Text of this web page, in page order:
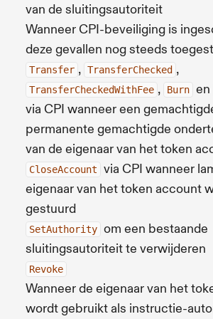
van de sluitingsautoriteit
Wanneer CPI-beveiliging is
deze gevallen nog steeds
Transfer , TransferChecked ,
TransferCheckedWithFee , Burn en
via CPI wanneer een
permanente gemachtigde
van de eigenaar van het token
CloseAccount
via CPI wanneer
eigenaar van het token account
gestuurd
SetAuthority om een bestaande
sluitingsautoriteit te verwijderen
Revoke
Wanneer de eigenaar van het
wordt gebruikt als instructie-